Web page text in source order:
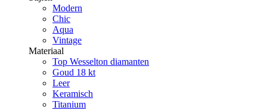
Modern
Chic
Aqua
Vintage
Materiaal
Top Wesselton diamanten
Goud 18 kt
Leer
Keramisch
Titanium